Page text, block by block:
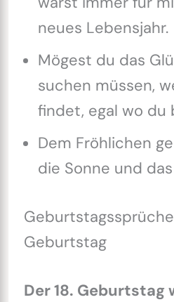
neues Lebensjahr.
Mögest du das
suchen müssen,
findet, egal wo du
Dem Fröhlichen
die Sonne und
Geburtstagssprüche
Geburtstag
Der 18. Geburtstag